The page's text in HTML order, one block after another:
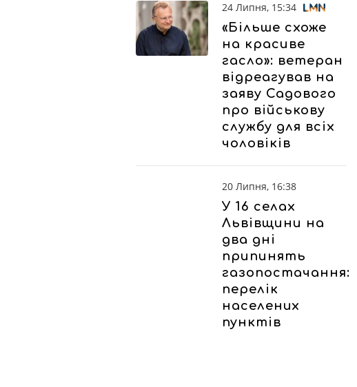
24 Липня, 15:34
«Більше схоже
на красиве
гасло»: ветеран
відреагував на
заяву Садового
про військову
службу для всіх
чоловіків
20 Липня, 16:38
У 16 селах
Львівщини на
два дні
припинять
газопостачання:
перелік
населених
пунктів